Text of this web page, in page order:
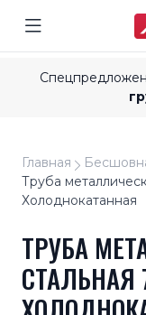
Главная
Труба
Холоднокатанная
ТРУБА
СТАЛЬНАЯ